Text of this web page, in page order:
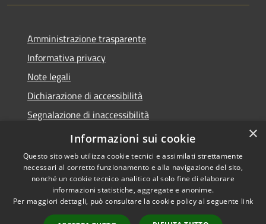
Amministrazione trasparente
Informativa privacy
Note legali
Dichiarazione di accessibilità
Segnalazione di inaccessibilità
Whistleblowing segnalazione illeciti
Accessibilità
Copyright © 2026 • Comune di
Bormio • Powered by
×
Informazioni sui cookie
Questo sito web utilizza cookie tecnici e assimilati strettamente
necessari al corretto funzionamento e alla navigazione del sito,
nonché un cookie tecnico analitico al solo fine di elaborare
informazioni statistiche, aggregate e anonime.
Per maggiori dettagli, può consultare la cookie policy al seguente link